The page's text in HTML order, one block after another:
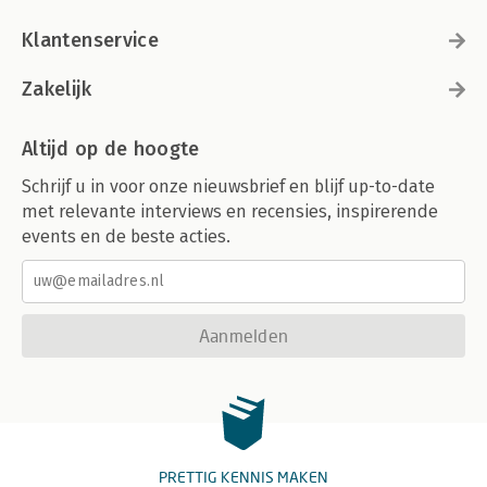
Klantenservice
Zakelijk
Altijd op de hoogte
Schrijf u in voor onze nieuwsbrief en blijf up-to-date
met relevante interviews en recensies, inspirerende
events en de beste acties.
Aanmelden
PRETTIG KENNIS MAKEN